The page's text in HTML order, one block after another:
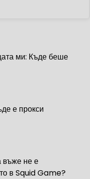
ми: Къде беше
е прокси
въже не е
в Squid Game?